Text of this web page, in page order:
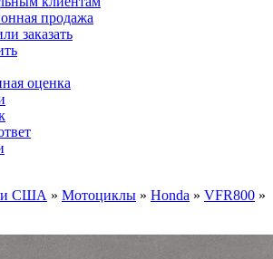
продажа
заказать
оценка
и США » Мотоциклы » Honda » VFR800 »